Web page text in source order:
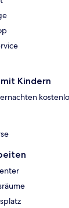
Kindern